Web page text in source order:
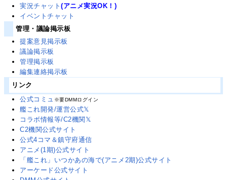
実況チャット(アニメ実況OK！)
イベントチャット
管理・議論掲示板
提案意見掲示板
議論掲示板
管理掲示板
編集連絡掲示板
リンク
公式コミュ ※要DMMログイン
艦これ開発/運営公式𝕏
コラボ情報等/C2機関𝕏
C2機関公式サイト
公式4コマ＆鎮守府通信
アニメ(1期)公式サイト
「艦これ」いつかあの海で(アニメ2期)公式サイト
アーケード公式サイト